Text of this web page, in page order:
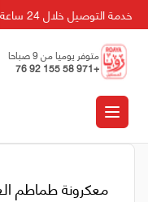
خدمة التوصيل خلال 24 ساعة
متوفر يوميا من 9 صباحا
الى 5 مسائا
+971 58 155 92 76
معكرونة طماطم العلالي 130